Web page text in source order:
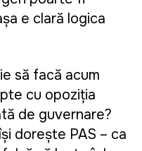
e clară logica
să facă acum
cu opoziţia
de guvernare?
doreşte PAS – ca